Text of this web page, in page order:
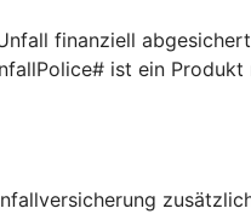
finanziell
ist ein